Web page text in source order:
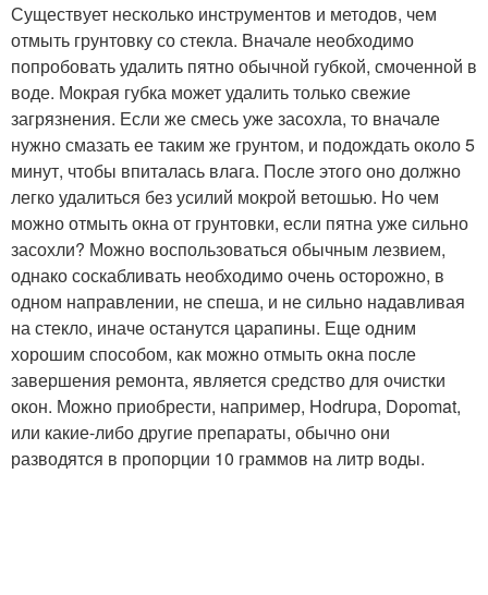
Существует несколько инструментов и методов, чем
отмыть грунтовку со стекла. Вначале необходимо
попробовать удалить пятно обычной губкой, смоченной в
воде. Мокрая губка может удалить только свежие
загрязнения. Если же смесь уже засохла, то вначале
нужно смазать ее таким же грунтом, и подождать около 5
минут, чтобы впиталась влага. После этого оно должно
легко удалиться без усилий мокрой ветошью. Но чем
можно отмыть окна от грунтовки, если пятна уже сильно
засохли? Можно воспользоваться обычным лезвием,
однако соскабливать необходимо очень осторожно, в
одном направлении, не спеша, и не сильно надавливая
на стекло, иначе останутся царапины. Еще одним
хорошим способом, как можно отмыть окна после
завершения ремонта, является средство для очистки
окон. Можно приобрести, например, Hodrupa, Dopomat,
или какие-либо другие препараты, обычно они
разводятся в пропорции 10 граммов на литр воды.